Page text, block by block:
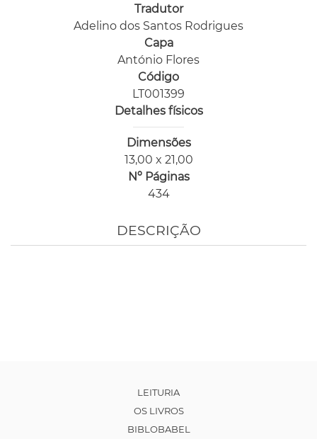
Tradutor
Adelino dos Santos Rodrigues
Capa
António Flores
Código
LT001399
Detalhes físicos
Dimensões
13,00 x 21,00
Nº Páginas
434
DESCRIÇÃO
LEITURIA
OS LIVROS
BIBLOBABEL